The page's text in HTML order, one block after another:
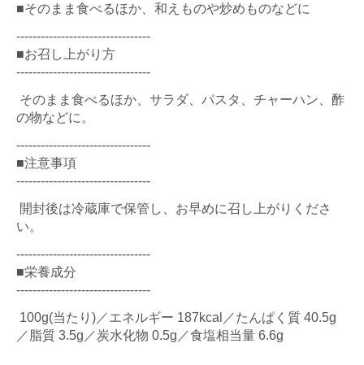
■そのまま食べるほか、和えものや炒めものなどに
---------------------------------
■お召し上がり方
---------------------------------
そのまま食べるほか、サラダ、パスタ、チャーハン、酢
の物などに。
---------------------------------
■注意事項
---------------------------------
開封後は冷蔵庫で保管し、お早めに召し上がりくださ
い。
---------------------------------
■栄養成分
---------------------------------
100g(当たり)／エネルギー 187kcal／たんぱく質 40.5g
／脂質 3.5g／炭水化物 0.5g／食塩相当量 6.6g